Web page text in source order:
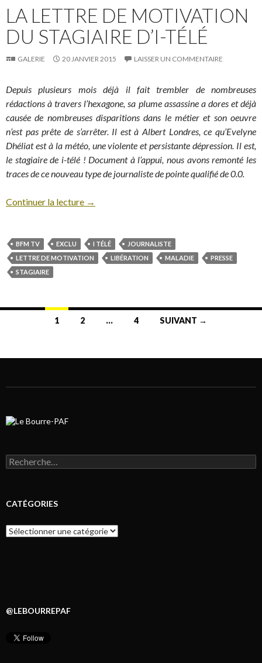
LA LETTRE DE MOTIVATION
DU STAGIAIRE D’I-TÉLÉ
GALERIE 20 JANVIER 2015 LAISSER UN COMMENTAIRE
Depuis plusieurs mois déjà il fait trembler de nombreuses
rédactions à travers l’hexagone, sa plume assassine a dores et déjà
causée de nombreuses disparitions dans le métier et son oeuvre
n’est pas prête de s’arrêter. Il est à Albert Londres, ce qu’Evelyne
Dhéliat est à la météo, une violente et persistante dépression. Il est,
le stagiaire de i-télé ! Document à l’appui, nous avons remonté les
traces de ce nouveau type de journaliste de pointe qualifié de 0.0.
Continuer la lecture →
BFM TV EXCLU I TÉLÉ
JOURNALISTE
LETTRE DE MOTIVATION
LIBÉRATION MALADIE
PRESSE
STAGIAIRE
1 2 … 4 SUIVANT →
Rechercher :
CATÉGORIES
Catégories
@LEBOURREPAF